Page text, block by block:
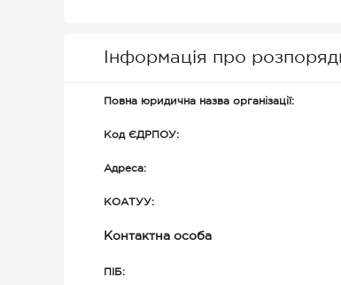
Інформація про
Повна юридична назва організації:
Код ЄДРПОУ:
Адреса:
КОАТУУ:
Контактна особа
ПІБ: